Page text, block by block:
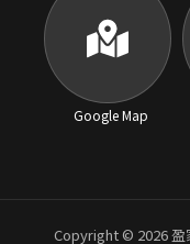
Google Map
Copyright © 2026 盈